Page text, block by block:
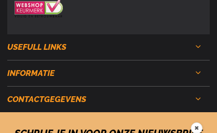
USEFULL LINKS
INFORMATIE
CONTACTGEGEVENS
✖